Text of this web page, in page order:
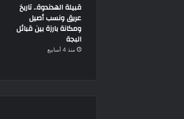
قبيلة الهدندوة.. تاريخ
عريق ونسب أصيل
ومكانة بارزة بين قبائل
البجة
منذ 4 أسابيع